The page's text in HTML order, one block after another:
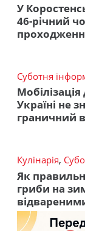
У
46-річний
Суботня
Україні не
граничний
Кулінарія,
Як
гриби на